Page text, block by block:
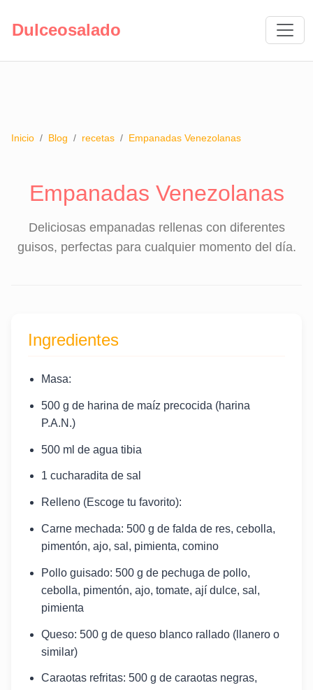
Dulceosalado
Inicio / Blog / recetas / Empanadas Venezolanas
Empanadas Venezolanas
Deliciosas empanadas rellenas con diferentes
guisos, perfectas para cualquier momento del día.
Ingredientes
Masa:
500 g de harina de maíz precocida (harina
P.A.N.)
500 ml de agua tibia
1 cucharadita de sal
Relleno (Escoge tu favorito):
Carne mechada: 500 g de falda de res, cebolla,
pimentón, ajo, sal, pimienta, comino
Pollo guisado: 500 g de pechuga de pollo,
cebolla, pimentón, ajo, tomate, ají dulce, sal,
pimienta
Queso: 500 g de queso blanco rallado (llanero o
similar)
Caraotas refritas: 500 g de caraotas negras,